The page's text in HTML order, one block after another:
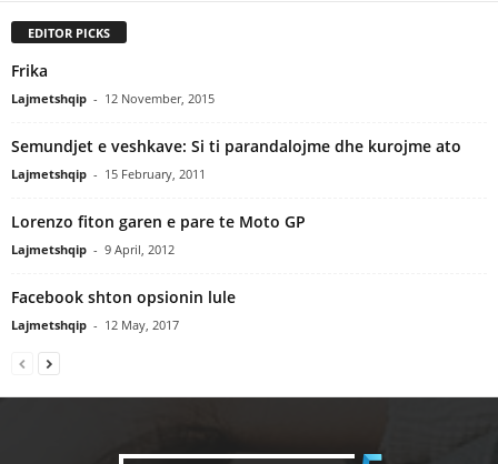
EDITOR PICKS
Frika
Lajmetshqip - 12 November, 2015
Semundjet e veshkave: Si ti parandalojme dhe kurojme ato
Lajmetshqip - 15 February, 2011
Lorenzo fiton garen e pare te Moto GP
Lajmetshqip - 9 April, 2012
Facebook shton opsionin lule
Lajmetshqip - 12 May, 2017